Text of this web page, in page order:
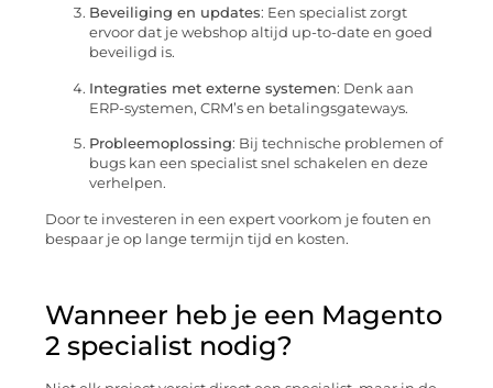
Beveiliging en updates: Een specialist zorgt
ervoor dat je webshop altijd up-to-date en goed
beveiligd is.
Integraties met externe systemen: Denk aan
ERP-systemen, CRM’s en betalingsgateways.
Probleemoplossing: Bij technische problemen of
bugs kan een specialist snel schakelen en deze
verhelpen.
Door te investeren in een expert voorkom je fouten en
bespaar je op lange termijn tijd en kosten.
Wanneer heb je een Magento
2 specialist nodig?